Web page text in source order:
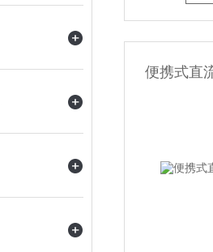
便携式直